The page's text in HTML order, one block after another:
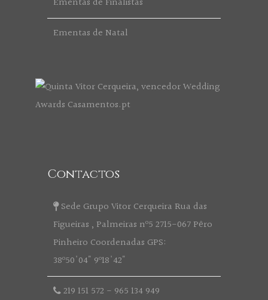
Ementas de Natal
Contactos
Sede Grupo Vitor Cerqueira Rua das
Figueiras , Palmeiras nº5 2715-067 Pêro
Pinheiro Coordenadas GPS:
38º50'04" 9º18'42"
219 151 572 - 965 134 949